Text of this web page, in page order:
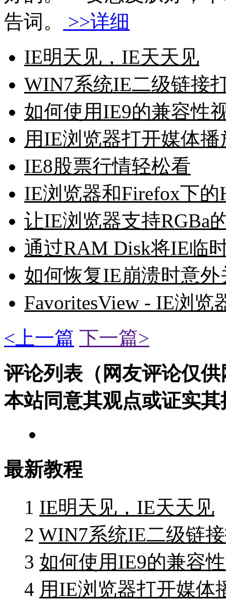
告词。
>>详细
IE明天见，IE天天见
WIN7系统IE二级链接
如何使用IE9的兼容性
用IE浏览器打开媒体播
IE8股票行情轻松看
IE浏览器和Firefox下
让IE浏览器支持RGBa
通过RAM Disk将IE临
如何恢复IE崩溃时意外
FavoritesView - IE浏览
<上一篇 下一篇>
评论列表（网友评论仅
本站同意其观点或证实其
最新教程
1 IE明天见，IE天天见
2 WIN7系统IE二级链
3 如何使用IE9的兼容
4 用IE浏览器打开媒体